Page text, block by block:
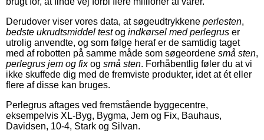
Derudover viser vores data, at søgeudtrykkene perlesten,
bedste ukrudtsmiddel testog indkørsel med perlegrus er
utrolig anvendte, og som følge heraf er de samtidig taget
med af robotten på samme måde som søgeordene små sten,
perlegrus jem og fixog små sten. Forhåbentlig føler du at vi
ikke skuffede dig med de fremviste produkter, idet at ét eller
flere af disse kan bruges.
Perlegrus aftages ved fremstående byggecentre,
eksempelvis XL-Byg, Bygma, Jem og Fix, Bauhaus,
Davidsen, 10-4, Stark og Silvan.